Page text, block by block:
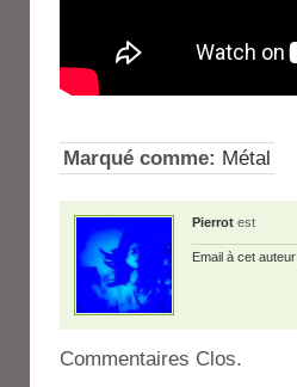
Marqué comme: Métal
Pierrot est
Email à cet auteur
Commentaires Clos.